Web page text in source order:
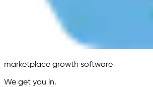
marketplace growth software
We get you in.